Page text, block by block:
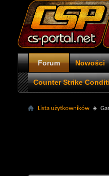
Forum Nowości
Counter Strike
Lista użytkowników